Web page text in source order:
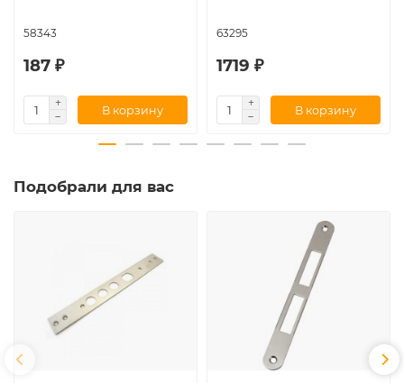
58343
187 ₽
В корзину
63295
1719 ₽
В корзину
Подобрали для вас